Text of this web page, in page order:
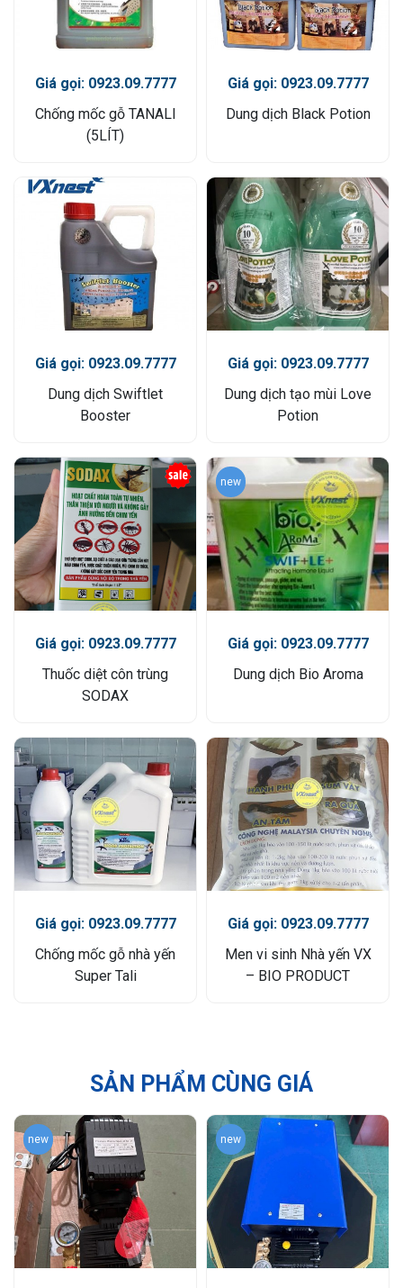
Giá gọi: 0923.09.7777
Chống mốc gỗ TANALI
(5LÍT)
Giá gọi: 0923.09.7777
Dung dịch Black Potion
Giá gọi: 0923.09.7777
Dung dịch Swiftlet
Booster
Giá gọi: 0923.09.7777
Dung dịch tạo mùi Love
Potion
Giá gọi: 0923.09.7777
Thuốc diệt côn trùng
SODAX
new
Giá gọi: 0923.09.7777
Dung dịch Bio Aroma
Giá gọi: 0923.09.7777
Chống mốc gỗ nhà yến
Super Tali
Giá gọi: 0923.09.7777
Men vi sinh Nhà yến VX
– BIO PRODUCT
SẢN PHẨM CÙNG GIÁ
new new